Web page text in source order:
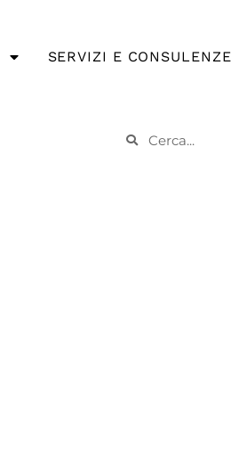
SERVIZI E CONSULENZE